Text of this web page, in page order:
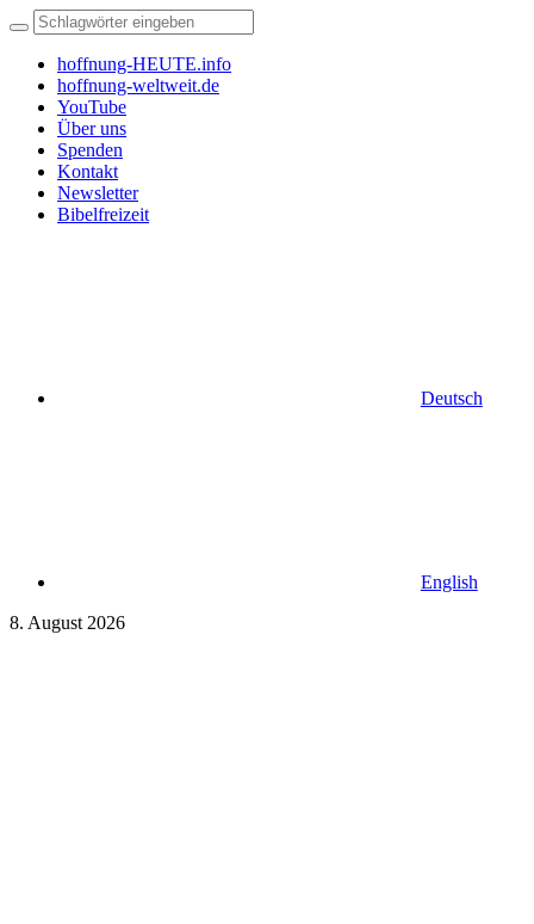
hoffnung-HEUTE.info
hoffnung-weltweit.de
YouTube
Über uns
Spenden
Kontakt
Newsletter
Bibelfreizeit
Deutsch
English
8. August 2026